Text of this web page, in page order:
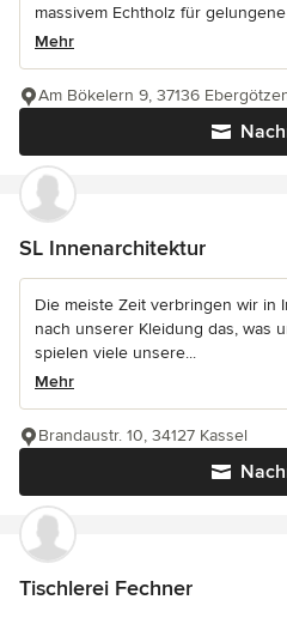
massivem Echtholz für gelungene
Mehr
Am Bökelern 9, 37136
SL Innenarchitektur
Die meiste Zeit verbringen wir in
nach unserer Kleidung das, was
spielen viele unsere...
Mehr
Brandaustr. 10, 34127 Kassel
Tischlerei Fechner